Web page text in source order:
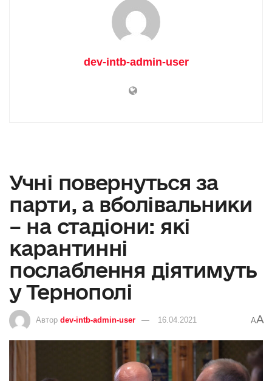
dev-intb-admin-user
Учні повернуться за
парти, а вболівальники
– на стадіони: які
карантинні
послаблення діятимуть
у Тернополі
Автор dev-intb-admin-user 16.04.2021 AA